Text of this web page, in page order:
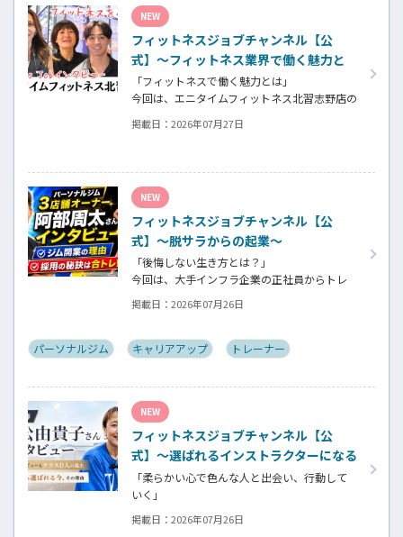
NEW
フィットネスジョブチャンネル【公
式】～フィットネス業界で働く魅力と
採用したい人材～
「フィットネスで働く魅力とは」
今回は、エニタイムフィットネス北習志野店の
用」をテーマにフィットネスクラブの魅力に
の皆様からは働き甲斐や動機、お客様からは
そのスタッフの皆様がつくる施設やフィット
ネスについての魅力を語っていただきました。
掲載日： 2026年07月27日
NEW
フィットネスジョブチャンネル【公
式】～脱サラからの起業～
「後悔しない生き方とは？」
今回は、大手インフラ企業の正社員からトレ
ーナー業未経験でパーソナルジムオーナーへ
転身された、パーソナルジム「ギフト」代表
今の仕事や環境を変えたい！とお悩みの方、
掲載日： 2026年07月26日
パーソナルジム キャリアアップ トレーナー
NEW
フィットネスジョブチャンネル【公
式】～選ばれるインストラクターになる
には～
「柔らかい心で色んな人と出会い、行動して
いく」
自信がないときほど、自分には不可能だと思っ
たことに挑戦したり、周囲のすすめに素直に
掲載日： 2026年07月26日